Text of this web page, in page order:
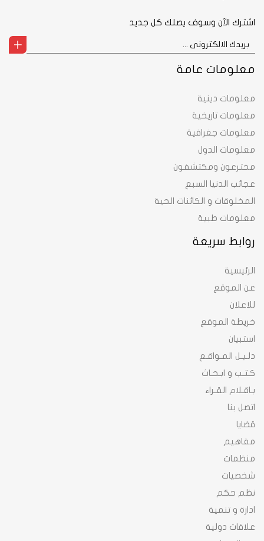
روابط سريعة
الرئيسية
عن الموقع
للاعلان
خريطة الموقع
استبيان
دلـيـل المـواقـع
كـتـب و ابـحـاث
بـاقـلام القـراء
اتصل بنا
قضايا
مفاهيم
منظمات
شخصيات
نظم حكم
ادارة و تنمية
علاقات دولية
معلومات عامة
معلومات دينية
معلومات تاريخية
معلومات جغرافية
معلومات الدول
مخترعون ومكتشفون
عجائب الدنيا السبع
المخلوقات و الكائنات الحية
معلومات طبية
اشترك الآن وسوف يصلك كل جديد